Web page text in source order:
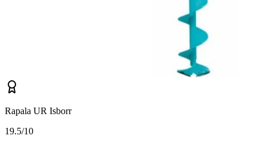
Rapala UR Isborr
19.5/10